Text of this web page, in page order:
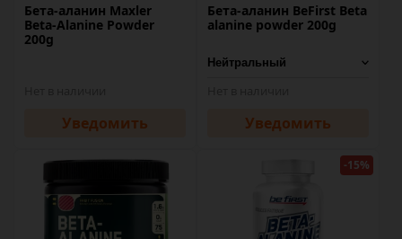
Бета-аланин Maxler
Beta-Alanine Powder
200g
Уведомить
Бета-аланин BeFirst Beta
alanine powder 200g
Уведомить
-15%